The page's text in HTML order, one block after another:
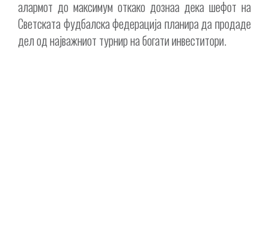
алармот до максимум откако дознаа дека шефот на
Светската фудбалска федерација планира да продаде
дел од најважниот турнир на богати инвеститори.